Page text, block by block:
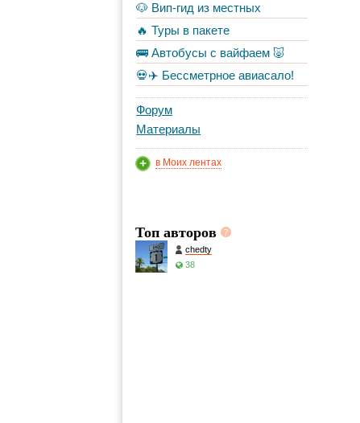
🐶 Вип-гид из местных
🔥 Туры в пакете
🚌 Автобусы с вайфаем 🐷
💀✈️ Бессметрное авиасало!
Форум
Материалы
в Моих лентах
Топ авторов
chedty
38